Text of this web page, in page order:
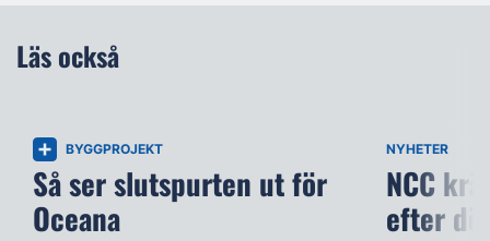
Läs också
BYGGPROJEKT
Så ser slutspurten ut för
Oceana
NYHETER
NCC
efter